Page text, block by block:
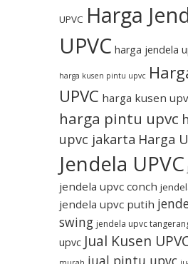
UPVC Harga
UPVC harga jendela
harga kusen pintu upvc
UPVC harga kusen
harga pintu upvc
upvc jakarta Harga
Jendela UPVC
jendela upvc conch
jendela upvc putih
swing jendela upvc
upvc Jual Kusen